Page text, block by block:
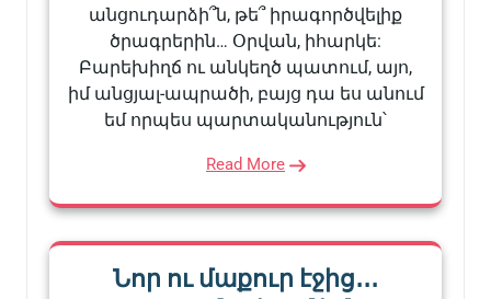
անցուդարձի՞ն, թե՞ իրագործվելիք
ծրագրերին… Օրվան, իհարկե:
Բարեխիղճ ու անկեղծ պատում, այո,
իմ անցյալ-ապրածի, բայց դա ես անում
եմ որպես պարտականություն՝
Read More
Նոր ու մաքուր էջից․․․